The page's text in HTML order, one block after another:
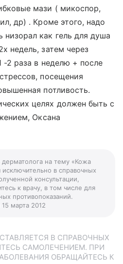
мази ( микоспор,
др) . Кроме этого, надо
низорал как гель для душа
недель, затем через
-2 раза в неделю + после
посещения
потливость.
целях должен быть с
Оксана
дерматолога на тему «Кожа
в справочных
консультации,
к врачу, в том числе для
противопоказаний.
марта 2012
В СПРАВОЧНЫХ
САМОЛЕЧЕНИЕМ. ПРИ
ОБРАЩАЙТЕСЬ К